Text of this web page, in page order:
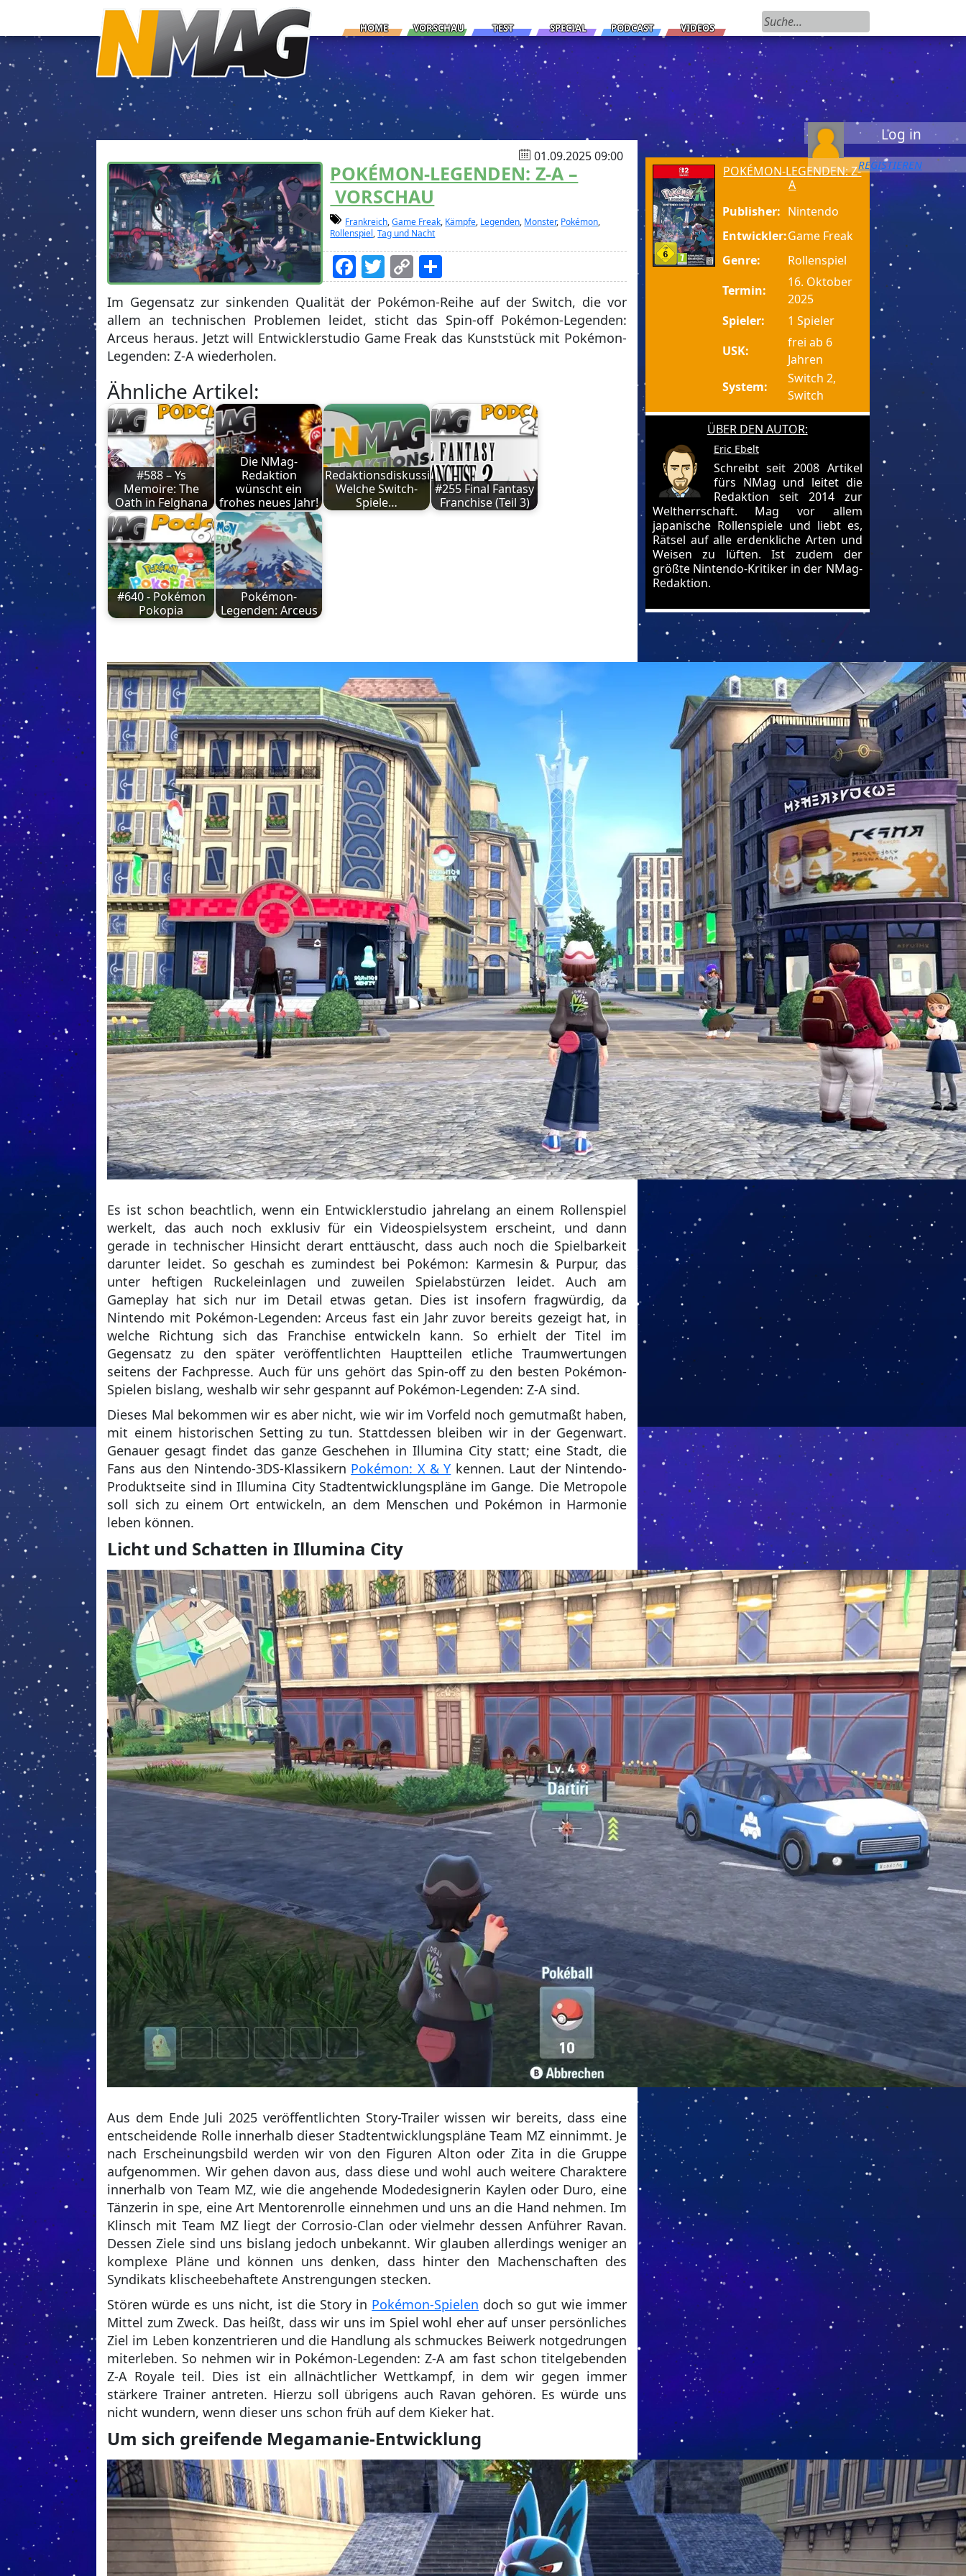
HOME VORSCHAU TEST SPECIAL PODCAST VIDEOS
Suchen nach:
Log in
REGISTIEREN
01.09.2025 09:00
POKÉMON-LEGENDEN: Z-A –
VORSCHAU
Frankreich,Game Freak, Kämpfe, Legenden, Monster, Pokémon,
Rollenspiel,Tag und Nacht
Facebook
Twitter
Copy
Link
Im Gegensatz zur sinkenden Qualität der Pokémon-Reihe auf der Switch, die vor
allem an technischen Problemen leidet, sticht das Spin-off Pokémon-Legenden:
Arceus heraus. Jetzt will Entwicklerstudio Game Freak das Kunststück mit Pokémon-
Legenden: Z-A wiederholen.
Ähnliche Artikel:
#588 – Ys
Memoire: The
Oath in Felghana
Die NMag-
Redaktion
wünscht ein
frohes neues Jahr!
Redaktionsdiskussion:
Welche Switch-
Spiele…
#255 Final Fantasy
Franchise (Teil 3)
#640 - Pokémon
Pokopia
Pokémon-
Legenden: Arceus
Es ist schon beachtlich, wenn ein Entwicklerstudio jahrelang an einem Rollenspiel
werkelt, das auch noch exklusiv für ein Videospielsystem erscheint, und dann
gerade in technischer Hinsicht derart enttäuscht, dass auch noch die Spielbarkeit
darunter leidet. So geschah es zumindest bei Pokémon: Karmesin & Purpur, das
unter heftigen Ruckeleinlagen und zuweilen Spielabstürzen leidet. Auch am
Gameplay hat sich nur im Detail etwas getan. Dies ist insofern fragwürdig, da
Nintendo mit Pokémon-Legenden: Arceus fast ein Jahr zuvor bereits gezeigt hat, in
welche Richtung sich das Franchise entwickeln kann. So erhielt der Titel im
Gegensatz zu den später veröffentlichten Hauptteilen etliche Traumwertungen
seitens der Fachpresse. Auch für uns gehört das Spin-off zu den besten Pokémon-
Spielen bislang, weshalb wir sehr gespannt auf Pokémon-Legenden: Z-A sind.
Dieses Mal bekommen wir es aber nicht, wie wir im Vorfeld noch gemutmaßt haben,
mit einem historischen Setting zu tun. Stattdessen bleiben wir in der Gegenwart.
Genauer gesagt findet das ganze Geschehen in Illumina City statt; eine Stadt, die
Fans aus den Nintendo-3DS-Klassikern Pokémon: X & Y kennen. Laut der Nintendo-
Produktseite sind in Illumina City Stadtentwicklungspläne im Gange. Die Metropole
soll sich zu einem Ort entwickeln, an dem Menschen und Pokémon in Harmonie
leben können.
Licht und Schatten in Illumina City
Aus dem Ende Juli 2025 veröffentlichten Story-Trailer wissen wir bereits, dass eine
entscheidende Rolle innerhalb dieser Stadtentwicklungspläne Team MZ einnimmt. Je
nach Erscheinungsbild werden wir von den Figuren Alton oder Zita in die Gruppe
aufgenommen. Wir gehen davon aus, dass diese und wohl auch weitere Charaktere
innerhalb von Team MZ, wie die angehende Modedesignerin Kaylen oder Duro, eine
Tänzerin in spe, eine Art Mentorenrolle einnehmen und uns an die Hand nehmen. Im
Klinsch mit Team MZ liegt der Corrosio-Clan oder vielmehr dessen Anführer Ravan.
Dessen Ziele sind uns bislang jedoch unbekannt. Wir glauben allerdings weniger an
komplexe Pläne und können uns denken, dass hinter den Machenschaften des
Syndikats klischeebehaftete Anstrengungen stecken.
Stören würde es uns nicht, ist die Story in Pokémon-Spielen doch so gut wie immer
Mittel zum Zweck. Das heißt, dass wir uns im Spiel wohl eher auf unser persönliches
Ziel im Leben konzentrieren und die Handlung als schmuckes Beiwerk notgedrungen
miterleben. So nehmen wir in Pokémon-Legenden: Z-A am fast schon titelgebenden
Z-A Royale teil. Dies ist ein allnächtlicher Wettkampf, in dem wir gegen immer
stärkere Trainer antreten. Hierzu soll übrigens auch Ravan gehören. Es würde uns
nicht wundern, wenn dieser uns schon früh auf dem Kieker hat.
Um sich greifende Megamanie-Entwicklung
POKÉMON-LEGENDEN: Z-
A
Publisher: Nintendo
Entwickler:Game Freak
Genre:
Rollenspiel
Termin:
16. Oktober
2025
Spieler:
1 Spieler
USK:
frei ab 6
Jahren
System:
Switch 2,
Switch
ÜBER DEN AUTOR:
Eric Ebelt
Schreibt seit 2008 Artikel
fürs NMag und leitet die
Redaktion seit 2014 zur
Weltherrschaft. Mag vor allem
japanische Rollenspiele und liebt es,
Rätsel auf alle erdenkliche Arten und
Weisen zu lüften. Ist zudem der
größte Nintendo-Kritiker in der NMag-
Redaktion.